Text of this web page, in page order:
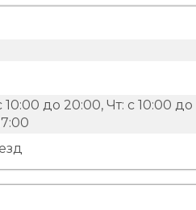
до 20:00, Чт: с 10:00 до